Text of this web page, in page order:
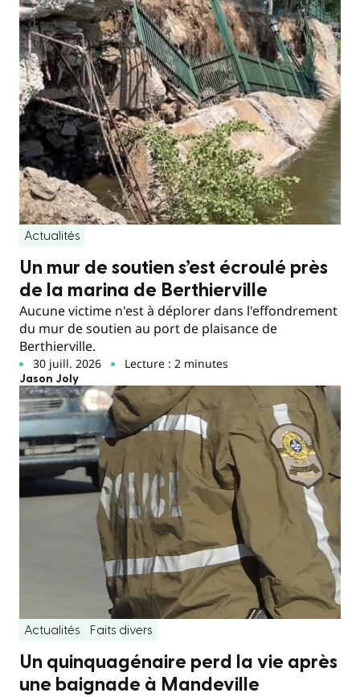
Actualités
Un mur de soutien s’est écroulé près
de la marina de Berthierville
Aucune victime n'est à déplorer dans l'effondrement
du mur de soutien au port de plaisance de
Berthierville.
30 juill. 2026 Lecture : 2 minutes
Jason Joly
Actualités Faits divers
Un quinquagénaire perd la vie après
une baignade à Mandeville